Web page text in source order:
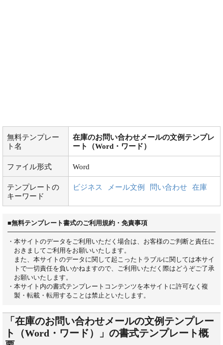
無料テンプレー
ト名
在庫のお問い合わせメールの文例テンプレ
ート（Word・ワード）
ファイル形式 Word
テンプレートの
キーワード
ビジネス メール文例 問い合わせ 在庫
■無料テンプレート書式のご利用規約・免責事項
・本サイトのデータをご利用いただく場合は、お客様のご判断と責任に
おきましてご利用をお願いいたします。
また、本サイトのデータに関して起こったトラブルに関しては本サイ
トで一切責任を負いかねますので、ご利用いただく際はどうぞご了承
お願いいたします。
・本サイト内の書式テンプレートコンテンツを本サイトに許可なく複
製・転載・転用することは禁止といたします。
「在庫のお問い合わせメールの文例テンプレー
ト（Word・ワード）」の書式テンプレート概